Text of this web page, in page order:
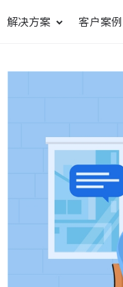
解决方案
快地发布产品
划项目和跟踪进度
客户案例